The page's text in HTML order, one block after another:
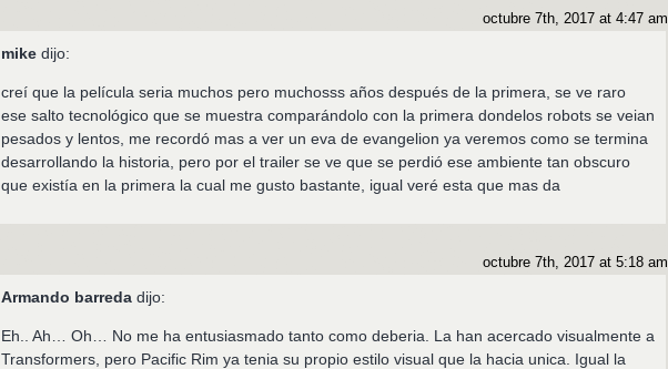
octubre 7th, 2017 at 4:47 am
mike dijo:
creí que la película seria muchos pero muchosss años después de la primera, se ve raro
ese salto tecnológico que se muestra comparándolo con la primera dondelos robots se veian
pesados y lentos, me recordó mas a ver un eva de evangelion ya veremos como se termina
desarrollando la historia, pero por el trailer se ve que se perdió ese ambiente tan obscuro
que existía en la primera la cual me gusto bastante, igual veré esta que mas da
octubre 7th, 2017 at 5:18 am
Armando barreda dijo:
Eh.. Ah… Oh… No me ha entusiasmado tanto como deberia. La han acercado visualmente a
Transformers, pero Pacific Rim ya tenia su propio estilo visual que la hacia unica. Igual la